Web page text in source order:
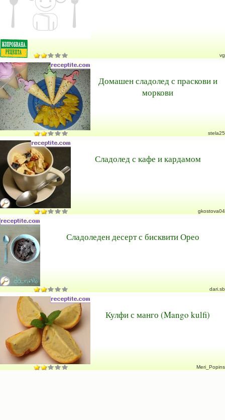
vg
Домашен сладолед с праскови и
моркови
stela25
Сладолед с кафе и кардамом
gkostova04
Сладоледен десерт с бисквити Орео
dari.sb
Кулфи с манго (Mango kulfi)
Meri_Popins